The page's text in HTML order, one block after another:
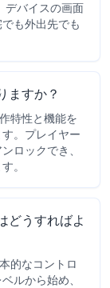
デバイスの画面
も外出先でも
ますか？
特性と機能を
。プレイヤー
ロックでき、
。
どうすればよ
的なコントロ
ルから始め、